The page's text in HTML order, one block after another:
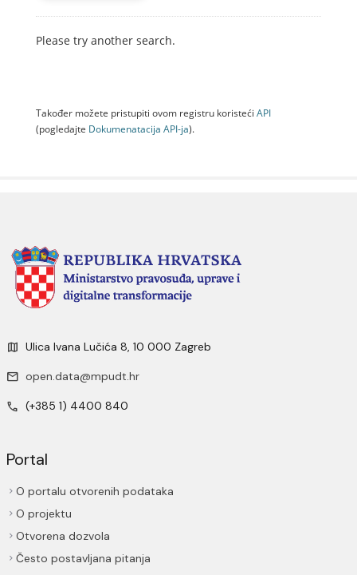
Please try another search.
Također možete pristupiti ovom registru koristeći API
(pogledajte Dokumenаtаcijа API-jа).